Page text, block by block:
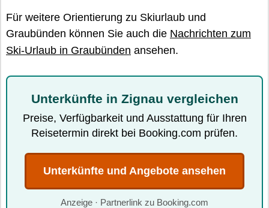
Für weitere Orientierung zu Skiurlaub und
Graubünden können Sie auch die Nachrichten zum
Ski-Urlaub in Graubünden ansehen.
Unterkünfte in Zignau vergleichen
Preise, Verfügbarkeit und Ausstattung für Ihren
Reisetermin direkt bei Booking.com prüfen.
Unterkünfte und Angebote ansehen
Anzeige · Partnerlink zu Booking.com